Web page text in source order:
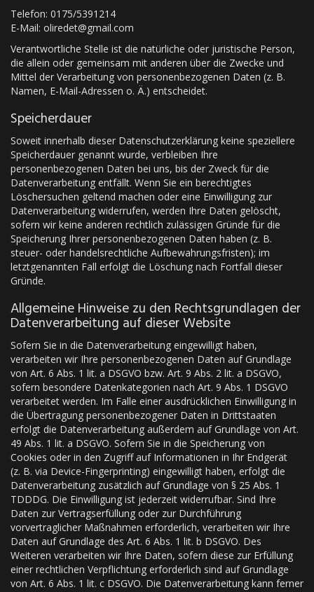
Telefon: 0175/5391214
E-Mail: oliredet@gmail.com
Verantwortliche Stelle ist die natürliche oder juristische Person,
die allein oder gemeinsam mit anderen über die Zwecke und
Mittel der Verarbeitung von personenbezogenen Daten (z. B.
Namen, E-Mail-Adressen o. Ä.) entscheidet.
Speicherdauer
Soweit innerhalb dieser Datenschutzerklärung keine speziellere
Speicherdauer genannt wurde, verbleiben Ihre
personenbezogenen Daten bei uns, bis der Zweck für die
Datenverarbeitung entfällt. Wenn Sie ein berechtigtes
Löschersuchen geltend machen oder eine Einwilligung zur
Datenverarbeitung widerrufen, werden Ihre Daten gelöscht,
sofern wir keine anderen rechtlich zulässigen Gründe für die
Speicherung Ihrer personenbezogenen Daten haben (z. B.
steuer- oder handelsrechtliche Aufbewahrungsfristen); im
letztgenannten Fall erfolgt die Löschung nach Fortfall dieser
Gründe.
Allgemeine Hinweise zu den Rechtsgrundlagen der
Datenverarbeitung auf dieser Website
Sofern Sie in die Datenverarbeitung eingewilligt haben,
verarbeiten wir Ihre personenbezogenen Daten auf Grundlage
von Art. 6 Abs. 1 lit. a DSGVO bzw. Art. 9 Abs. 2 lit. a DSGVO,
sofern besondere Datenkategorien nach Art. 9 Abs. 1 DSGVO
verarbeitet werden. Im Falle einer ausdrücklichen Einwilligung in
die Übertragung personenbezogener Daten in Drittstaaten
erfolgt die Datenverarbeitung außerdem auf Grundlage von Art.
49 Abs. 1 lit. a DSGVO. Sofern Sie in die Speicherung von
Cookies oder in den Zugriff auf Informationen in Ihr Endgerät
(z. B. via Device-Fingerprinting) eingewilligt haben, erfolgt die
Datenverarbeitung zusätzlich auf Grundlage von § 25 Abs. 1
TDDDG. Die Einwilligung ist jederzeit widerrufbar. Sind Ihre
Daten zur Vertragserfüllung oder zur Durchführung
vorvertraglicher Maßnahmen erforderlich, verarbeiten wir Ihre
Daten auf Grundlage des Art. 6 Abs. 1 lit. b DSGVO. Des
Weiteren verarbeiten wir Ihre Daten, sofern diese zur Erfüllung
einer rechtlichen Verpflichtung erforderlich sind auf Grundlage
von Art. 6 Abs. 1 lit. c DSGVO. Die Datenverarbeitung kann ferner